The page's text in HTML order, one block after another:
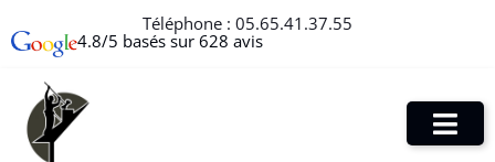
Téléphone : 05.65.41.37.55
4.8/5 basés sur 628 avis